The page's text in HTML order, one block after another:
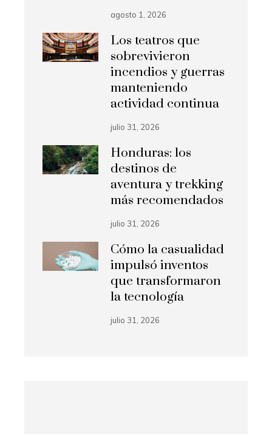
agosto 1, 2026
Los teatros que
sobrevivieron
incendios y guerras
manteniendo
actividad continua
julio 31, 2026
Honduras: los
destinos de
aventura y trekking
más recomendados
julio 31, 2026
Cómo la casualidad
impulsó inventos
que transformaron
la tecnología
julio 31, 2026